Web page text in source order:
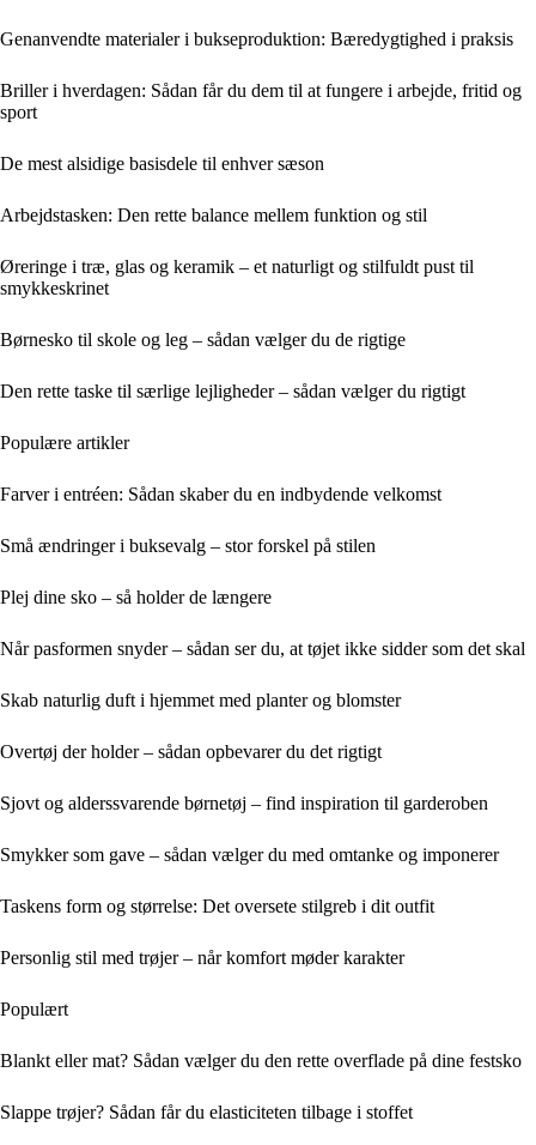
Genanvendte materialer i bukseproduktion: Bæredygtighed i praksis
Briller i hverdagen: Sådan får du dem til at fungere i arbejde, fritid og
sport
De mest alsidige basisdele til enhver sæson
Arbejdstasken: Den rette balance mellem funktion og stil
Øreringe i træ, glas og keramik – et naturligt og stilfuldt pust til
smykkeskrinet
Børnesko til skole og leg – sådan vælger du de rigtige
Den rette taske til særlige lejligheder – sådan vælger du rigtigt
Populære artikler
Farver i entréen: Sådan skaber du en indbydende velkomst
Små ændringer i buksevalg – stor forskel på stilen
Plej dine sko – så holder de længere
Når pasformen snyder – sådan ser du, at tøjet ikke sidder som det skal
Skab naturlig duft i hjemmet med planter og blomster
Overtøj der holder – sådan opbevarer du det rigtigt
Sjovt og alderssvarende børnetøj – find inspiration til garderoben
Smykker som gave – sådan vælger du med omtanke og imponerer
Taskens form og størrelse: Det oversete stilgreb i dit outfit
Personlig stil med trøjer – når komfort møder karakter
Populært
Blankt eller mat? Sådan vælger du den rette overflade på dine festsko
Slappe trøjer? Sådan får du elasticiteten tilbage i stoffet